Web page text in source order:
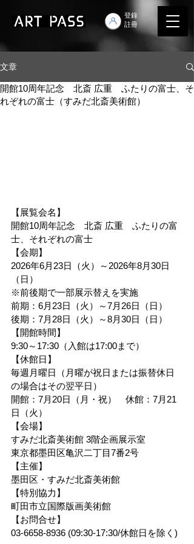
登錄
註冊
文章
開館10周年記念 北斎 広重 ふたりの富士、そ
れぞれの富士（すみだ北斎美術館）
【展覧会名】
開館10周年記念　北斎 広重　ふたりの富
士、それぞれの富士
【会期】
2026年6月23日（火）～2026年8月30日
（日）
※前後期で一部展示替えを実施
前期：6月23日（火）～7月26日（日）
後期：7月28日（火）～8月30日（日）
【開館時間】
9:30～17:30（入館は17:00まで）
【休館日】
毎週月曜日（月曜が祝日または振替休日
の場合はその翌平日）
開館：7月20日（月・祝）　休館：7月21
日（火）
【会場】
すみだ北斎美術館 3階企画展示室
東京都墨田区亀沢二丁目7番2号
【主催】
墨田区・すみだ北斎美術館
【特別協力】
町田市立国際版画美術館
【お問合せ】
03-6658-8936 (09:30-17:30/休館日を除く)